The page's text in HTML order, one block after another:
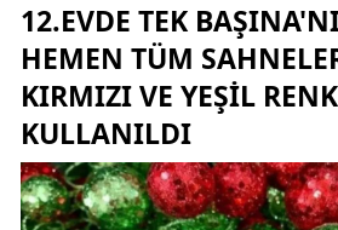
12.EVDE TEK
HEMEN TÜM
KIRMIZI VE YEŞIL
KULLANILDI